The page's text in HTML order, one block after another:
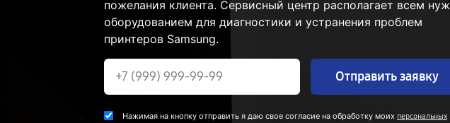
пожелания клиента. Сервисный центр располагает всем
оборудованием для диагностики и устранения проблем
принтеров Samsung.
Отправить заявку
Нажимая на кнопку отправить я даю свое согласие на обработку моих персональных